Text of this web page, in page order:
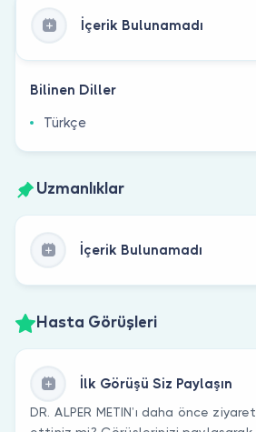
İçerik Bulunamadı
Bilinen Diller
Türkçe
Uzmanlıklar
İçerik Bulunamadı
Hasta Görüşleri
İlk Görüşü Siz Paylaşın
DR. ALPER METIN’ı daha önce ziyaret